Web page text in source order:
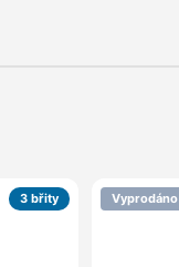
3 břity Vyprodáno